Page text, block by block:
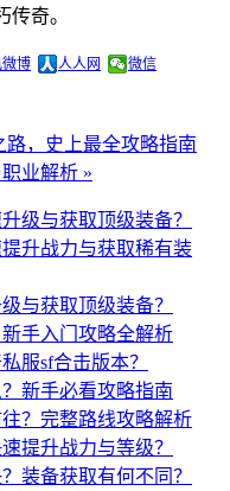
奇。
博 人人网 微信
，史上最全攻略指南
业解析 »
级与获取顶级装备？
升战力与获取稀有装
与获取顶级装备？
手入门攻略全解析
服sf合击版本？
新手必看攻略指南
？完整路线攻略解析
提升战力与等级？
装备获取有何不同？